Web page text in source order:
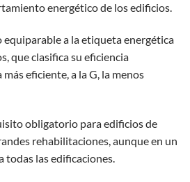
energético de los edificios.
a la etiqueta energética
que clasifica su eficiencia
eficiente, a la G, la menos
obligatorio para edificios de
rehabilitaciones, aunque en un
las edificaciones.